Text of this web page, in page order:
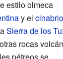
estilo olmeca
y el cinabrio
Sierra de los
rocas
pétreos se